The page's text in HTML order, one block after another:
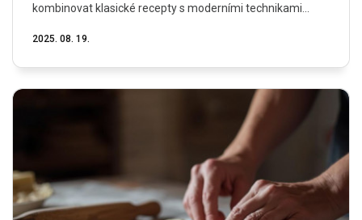
kombinovat klasické recepty s moderními technikami...
2025. 08. 19.